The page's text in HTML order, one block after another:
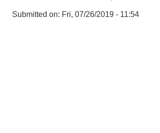
Submitted on: Fri, 07/26/2019 - 11:54